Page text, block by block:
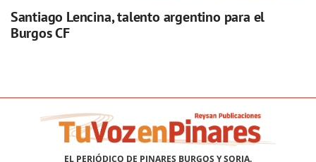
Santiago Lencina, talento argentino para el
Burgos CF
EL PERIÓDICO DE PINARES BURGOS Y SORIA.